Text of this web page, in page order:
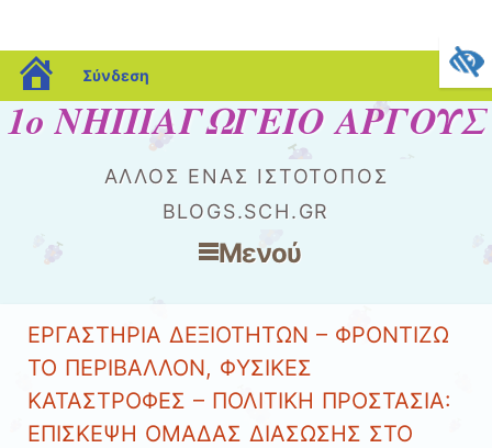
blogs.sch.gr
Σύνδεση
1ο ΝΗΠΙΑΓΩΓΕΙΟ ΑΡΓΟΥΣ
ΆΛΛΟΣ ΈΝΑΣ ΙΣΤΌΤΟΠΟΣ
BLOGS.SCH.GR
Μενού
ΕΡΓΑΣΤΗΡΙΑ ΔΕΞΙΟΤΗΤΩΝ – ΦΡΟΝΤΙΖΩ
ΤΟ ΠΕΡΙΒΑΛΛΟΝ, ΦΥΣΙΚΕΣ
ΚΑΤΑΣΤΡΟΦΕΣ – ΠΟΛΙΤΙΚΗ ΠΡΟΣΤΑΣΙΑ:
ΕΠΙΣΚΕΨΗ ΟΜΑΔΑΣ ΔΙΑΣΩΣΗΣ ΣΤΟ